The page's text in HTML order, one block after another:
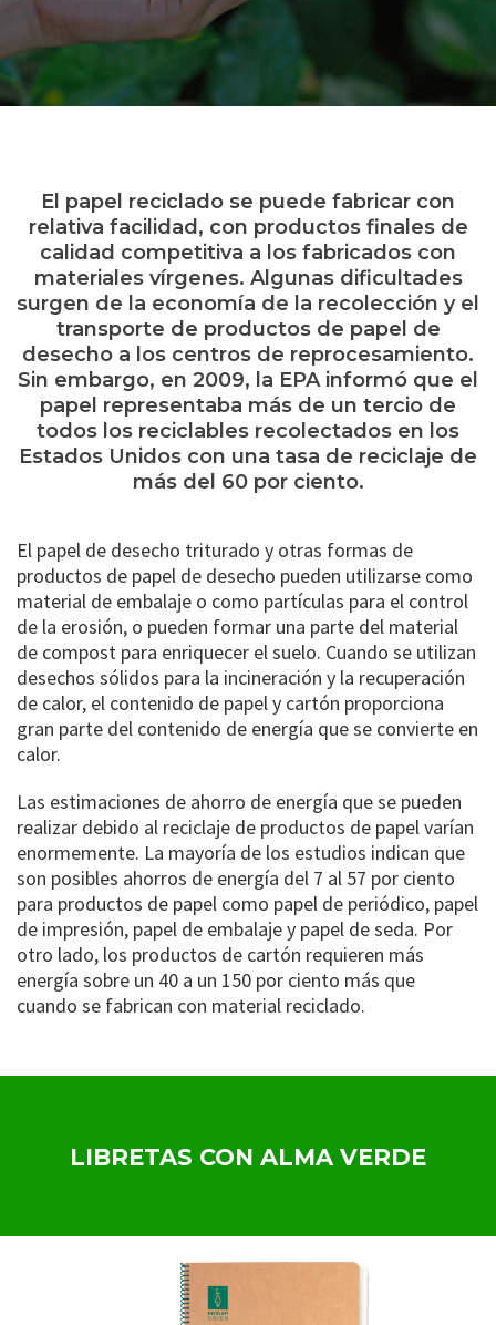
El papel reciclado se puede fabricar con
relativa facilidad, con productos finales de
calidad competitiva a los fabricados con
materiales vírgenes. Algunas dificultades
surgen de la economía de la recolección y el
transporte de productos de papel de
desecho a los centros de reprocesamiento.
Sin embargo, en 2009, la EPA informó que el
papel representaba más de un tercio de
todos los reciclables recolectados en los
Estados Unidos con una tasa de reciclaje de
más del 60 por ciento.
El papel de desecho triturado y otras formas de
productos de papel de desecho pueden utilizarse como
material de embalaje o como partículas para el control
de la erosión, o pueden formar una parte del material
de compost para enriquecer el suelo. Cuando se utilizan
desechos sólidos para la incineración y la recuperación
de calor, el contenido de papel y cartón proporciona
gran parte del contenido de energía que se convierte en
calor.
Las estimaciones de ahorro de energía que se pueden
realizar debido al reciclaje de productos de papel varían
enormemente. La mayoría de los estudios indican que
son posibles ahorros de energía del 7 al 57 por ciento
para productos de papel como papel de periódico, papel
de impresión, papel de embalaje y papel de seda. Por
otro lado, los productos de cartón requieren más
energía sobre un 40 a un 150 por ciento más que
cuando se fabrican con material reciclado.
LIBRETAS CON ALMA VERDE